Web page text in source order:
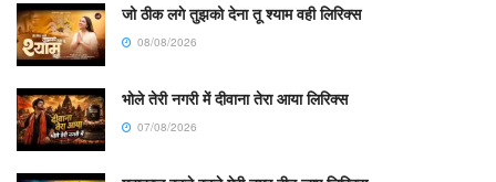
जो ठीक लगे तुझको देना तू श्याम वही लिरिक्स
08/08/2026
भोले तेरी नगरी में दीवाना तेरा आया लिरिक्स
07/08/2026